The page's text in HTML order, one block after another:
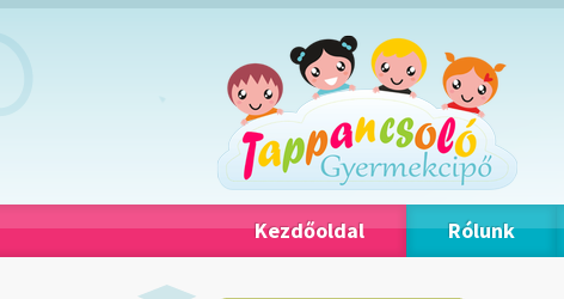
Kezdőoldal Rólunk